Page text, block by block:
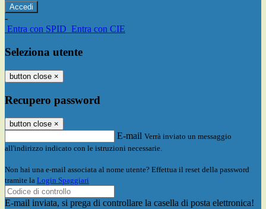
-
Entra con SPID Entra con CIE
Seleziona utente
button close ×
Recupero password
button close ×
E-mail Verrà inviato un messaggio
all'indirizzo indicato con le istruzioni necessarie.
Non hai una e-mail associata al nome utente? Effettua il reset della password
tramite la Login Spaggiari
E-mail inviata, si prega di controllare la casella di posta elettronica!